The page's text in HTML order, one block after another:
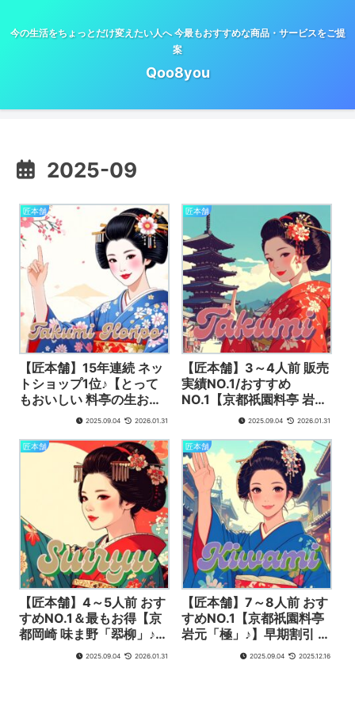
今の生活をちょっとだけ変えたい人へ 今最もおすすめな商品・サービスをご提
案
Qoo8you
2025-09
匠本舗
【匠本舗】15年連続 ネッ
トショップ1位♪【とって
もおいしい 料亭の生おせ
ち】最終割引き【お届け
15,000円OFF♪】 『富の
舞（祇園 華舞）4～5人前
が15,000円OFF』『清祥
（京都東山 はり清）3～4
人前 が8,000円OFF』完
売間近ですお早めにどう
ぞ♪〈2025.12月 NEW〉
2025.09.04 2026.01.31
匠本舗
【匠本舗】3～4人前 販売
実績NO.1/おすすめ
NO.1【京都祇園料亭 岩元
「匠」♪】早期割引第3弾
が3,600円OFFの 15,200
円♪】とってもおいしい 生
おせち【完売商品が出始
めています どうぞお早め
に♪】〈2025.12月 NEW
〉
2025.09.04 2026.01.31
匠本舗
【匠本舗】4～5人前 おす
すめNO.1＆最もお得【京
都岡崎 味ま野「翆柳」♪】
早期割引で12/10まで
2025.09.04 2026.01.31
匠本舗
【匠本舗】7～8人前 おす
すめNO.1【京都祇園料亭
岩元「極」♪】早期割引 第
3弾 12/10まで【38,800
2025.09.04 2025.12.16